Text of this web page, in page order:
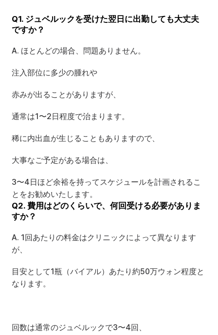
Q1. ジュベルックを受けた翌日に出勤しても大丈夫
ですか？
A. ほとんどの場合、問題ありません。
注入部位に多少の腫れや
赤みが出ることがありますが、
通常は1〜2日程度で治まります。
稀に内出血が生じることもありますので、
大事なご予定がある場合は、
3〜4日ほど余裕を持ってスケジュールを計画されるこ
とをお勧めいたします。
Q2. 費用はどのくらいで、何回受ける必要がありま
すか？
A. 1回あたりの料金はクリニックによって異なります
が、
目安として1瓶（バイアル）あたり約50万ウォン程度と
なります。
回数は通常のジュベルックで3〜4回、